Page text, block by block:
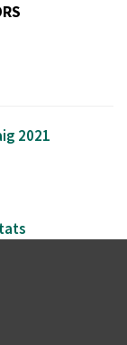
2021